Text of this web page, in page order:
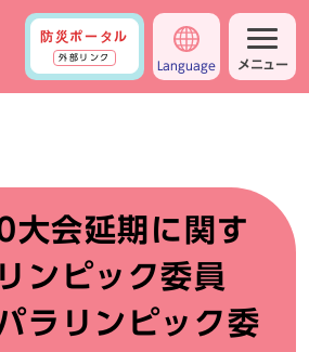
防災ポータル
外部リンク
Language メニュー
会延期に関す
ンピック委員
ラリンピック委